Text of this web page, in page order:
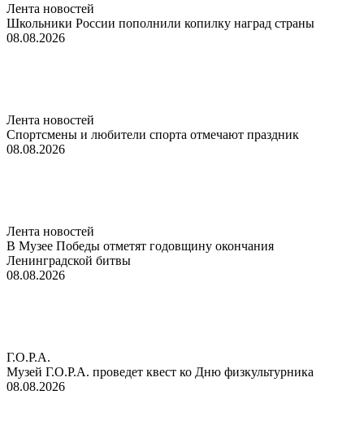
Лента новостей
Школьники России пополнили копилку наград страны
08.08.2026
Лента новостей
Спортсмены и любители спорта отмечают праздник
08.08.2026
Лента новостей
В Музее Победы отметят годовщину окончания
Ленинградской битвы
08.08.2026
Г.О.Р.А.
Музей Г.О.Р.А. проведет квест ко Дню физкультурника
08.08.2026